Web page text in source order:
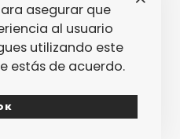
asegurar que
al usuario
utilizando este
estás de acuerdo.